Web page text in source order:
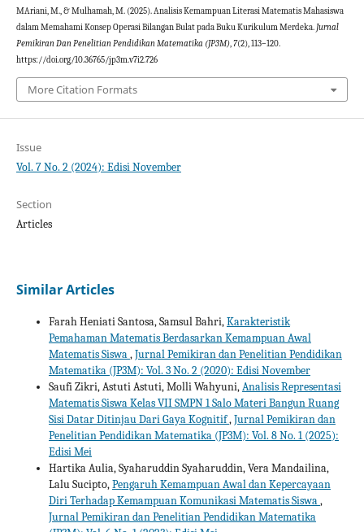
MAriani, M., & Mulhamah, M. (2025). Analisis Kemampuan Literasi Matematis Mahasiswa
dalam Memahami Konsep Operasi Bilangan Bulat pada Buku Kurikulum Merdeka. Jurnal
Pemikiran Dan Penelitian Pendidikan Matematika (JP3M),7(2), 113–120.
https://doi.org/10.36765/jp3m.v7i2.726
More Citation Formats
Issue
Vol. 7 No. 2 (2024): Edisi November
Section
Articles
Similar Articles
Farah Heniati Santosa, Samsul Bahri,Karakteristik
Pemahaman Matematis Berdasarkan Kemampuan Awal
Matematis Siswa,Jurnal Pemikiran dan Penelitian Pendidikan
Matematika (JP3M): Vol. 3 No. 2 (2020): Edisi November
Saufi Zikri, Astuti Astuti, Molli Wahyuni,Analisis Representasi
Matematis Siswa Kelas VII SMPN 1 Salo Materi Bangun Ruang
Sisi Datar Ditinjau Dari Gaya Kognitif,Jurnal Pemikiran dan
Penelitian Pendidikan Matematika (JP3M): Vol. 8 No. 1 (2025):
Edisi Mei
Hartika Aulia, Syaharuddin Syaharuddin, Vera Mandailina,
Lalu Sucipto,Pengaruh Kemampuan Awal dan Kepercayaan
Diri Terhadap Kemampuan Komunikasi Matematis Siswa,
Jurnal Pemikiran dan Penelitian Pendidikan Matematika